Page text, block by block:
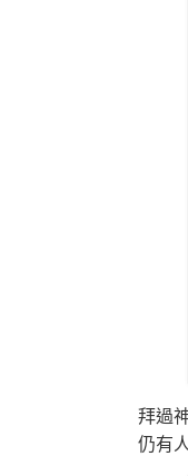
拜過
仍有